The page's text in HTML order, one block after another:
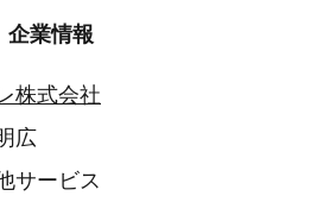
企業情報
株式会社
広
サービス